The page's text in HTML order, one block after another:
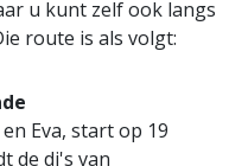
u kunt zelf ook langs
route is als volgt:
Eva, start op 19
de dj's van